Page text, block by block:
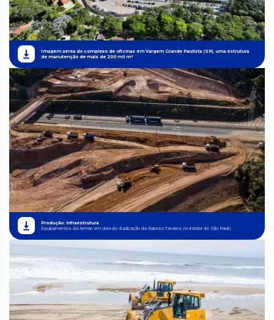
Imagem aérea do complexo de oficinas em Vargem Grande Paulista (SP), uma estrutura
de manutenção de mais de 200 mil m²
Produção: infraestrutura
Equipamentos da Armac em obra de duplicação da Raposo Tavares, no interior de São Paulo